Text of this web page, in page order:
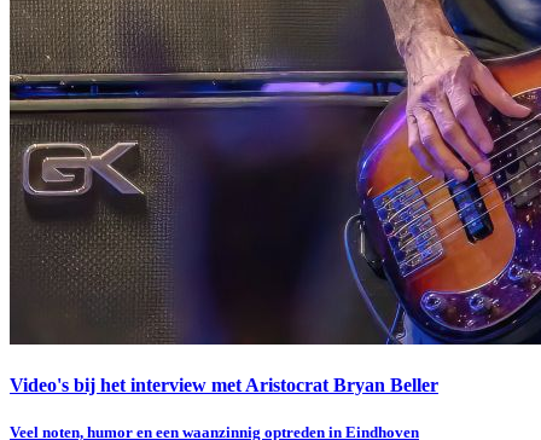
Video's bij het interview met Aristocrat Bryan Beller
Veel noten, humor en een waanzinnig optreden in Eindhoven